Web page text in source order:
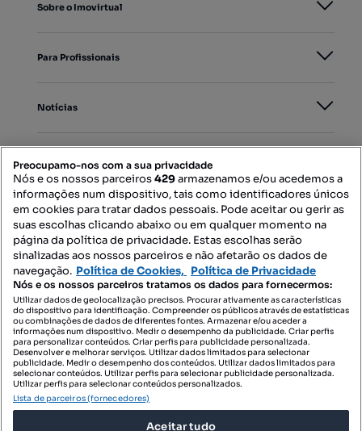
Sobre o Imovirtual
Para Profissionais
Notícias
Mapa do Site
Contacte-nos
SIGA-NOS:
DESCARREGAR NA:
Preocupamo-nos com a sua privacidade
Nós e os nossos parceiros429armazenamos e/ou acedemos a
informações num dispositivo, tais como identificadores únicos
em cookies para tratar dados pessoais. Pode aceitar ou gerir as
suas escolhas clicando abaixo ou em qualquer momento na
página da política de privacidade. Estas escolhas serão
sinalizadas aos nossos parceiros e não afetarão os dados de
navegação. Política de Cookies, Política de Privacidade
Nós e os nossos parceiros tratamos os dados para fornecermos:
Utilizar dados de geolocalização precisos. Procurar ativamente as características
do dispositivo para identificação. Compreender os públicos através de estatísticas
ou combinações de dados de diferentes fontes. Armazenar e/ou aceder a
informações num dispositivo. Medir o desempenho da publicidade. Criar perfis
para personalizar conteúdos. Criar perfis para publicidade personalizada.
Desenvolver e melhorar serviços. Utilizar dados limitados para selecionar
publicidade. Medir o desempenho dos conteúdos. Utilizar dados limitados para
selecionar conteúdos. Utilizar perfis para selecionar publicidade personalizada.
Utilizar perfis para selecionar conteúdos personalizados.
Lista de parceiros (fornecedores)
Aceitar tudo